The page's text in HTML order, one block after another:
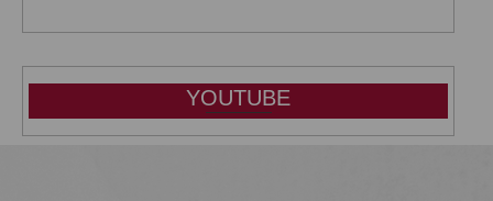
YOUTUBE